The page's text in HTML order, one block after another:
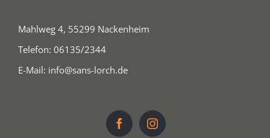
der
Bluesband
Mahlweg 4, 55299 Nackenheim
Telefon: 06135/2344
E-Mail: info@sans-lorch.de